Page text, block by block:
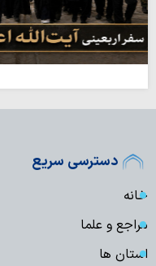
دسترسی سریع
خانه
مراجع و علما
استان ها